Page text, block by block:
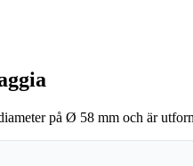
på Ø 58 mm och är